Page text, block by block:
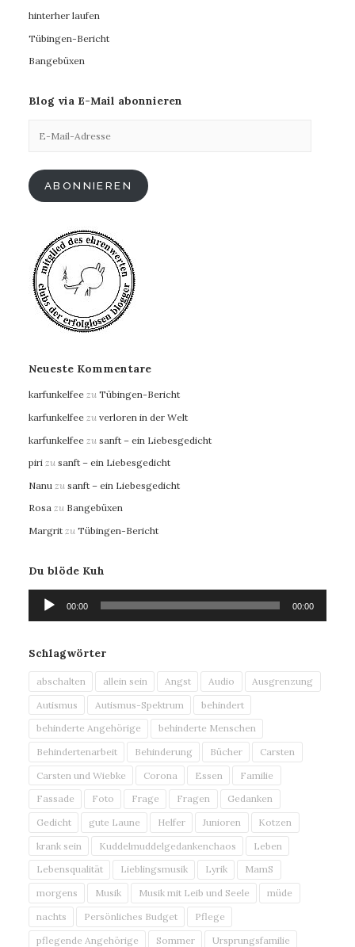
hinterher laufen
Tübingen-Bericht
Bangebüxen
Blog via E-Mail abonnieren
Mail-
ABONNIEREN
Neueste Kommentare
karfunkelfee zu Tübingen-Bericht
karfunkelfee zu verloren in der Welt
karfunkelfee zu sanft – ein Liebesgedicht
piri zu sanft – ein Liebesgedicht
Nanu zu sanft – ein Liebesgedicht
Rosa zu Bangebüxen
Margrit zu Tübingen-Bericht
Du blöde Kuh
Audio-
Player
00:00 00:00
Schlagwörter
abschalten allein sein Angst Audio
Ausgrenzung
Autismus
Autismus-Spektrum
behindert
behinderte Angehörige
behinderte Menschen
Behindertenarbeit
Behinderung Bücher
Carsten
Carsten und Wiebke
Corona Essen
Familie
Fassade
Foto Frage Fragen
Gedanken
Gedicht
gute Laune Helfer Junioren
Kotzen
krank sein
Kuddelmuddelgedankenchaos
Leben
Lebensqualität
Lieblingsmusik Lyrik
MamS
morgens
Musik Musik mit Leib und Seele
müde
nachts
Persönliches Budget
Pflege
pflegende Angehörige
Sommer Ursprungsfamilie